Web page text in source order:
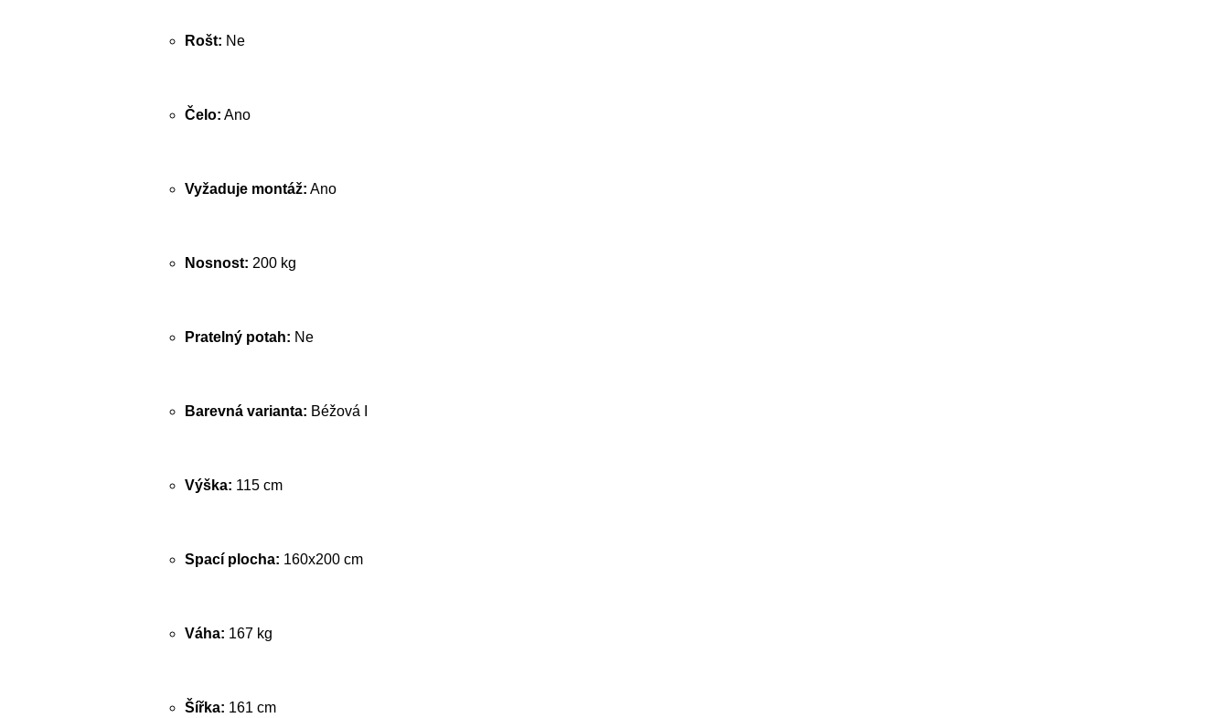
Rošt: Ne
Čelo: Ano
Vyžaduje montáž: Ano
Nosnost: 200 kg
Pratelný potah: Ne
Barevná varianta: Béžová I
Výška: 115 cm
Spací plocha: 160x200 cm
Váha: 167 kg
Šířka: 161 cm